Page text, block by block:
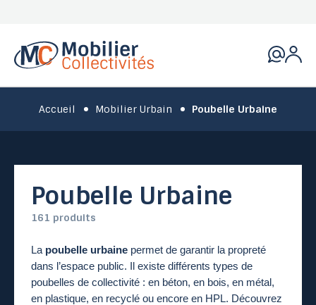
Accueil Mobilier Urbain Poubelle Urbaine
Poubelle Urbaine
161 produits
La poubelle urbaine permet de garantir la propreté
dans l’espace public. Il existe différents types de
poubelles de collectivité : en béton, en bois, en métal,
en plastique, en recyclé ou encore en HPL. Découvrez